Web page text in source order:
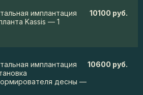
имплантация
Kassis — 1
10100 руб.
имплантация
десны —
10600 руб.